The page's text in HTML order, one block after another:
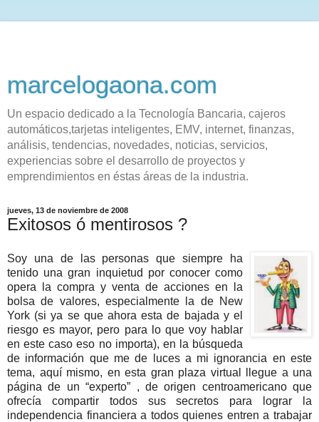
marcelogaona.com
Un espacio dedicado a la Tecnología Bancaria, cajeros
automáticos,tarjetas inteligentes, EMV, internet, finanzas,
análisis, tendencias, novedades, noticias, servicios,
experiencias sobre el desarrollo de proyectos y
emprendimientos en éstas áreas de la industria.
jueves, 13 de noviembre de 2008
Exitosos ó mentirosos ?
Soy una de las personas que siempre ha
tenido una gran inquietud por conocer como
opera la compra y venta de acciones en la
bolsa de valores, especialmente la de New
York (si ya se que ahora esta de bajada y el
riesgo es mayor, pero para lo que voy hablar
en este caso eso no importa), en la búsqueda
de información que me de luces a mi ignorancia en este
tema, aquí mismo, en esta gran plaza virtual llegue a una
página de un “experto” , de origen centroamericano que
ofrecía compartir todos sus secretos para lograr la
independencia financiera a todos quienes entren a trabajar